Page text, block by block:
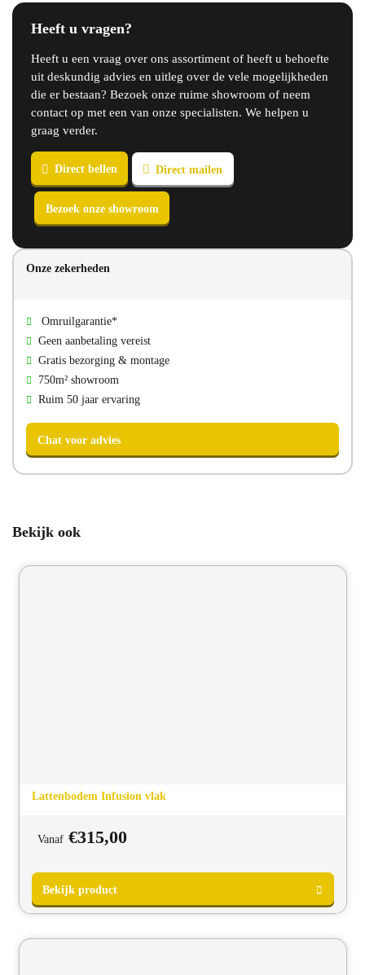
Heeft u vragen?
Heeft u een vraag over ons assortiment of heeft u behoefte
uit deskundig advies en uitleg over de vele mogelijkheden
die er bestaan? Bezoek onze ruime showroom of neem
contact op met een van onze specialisten. We helpen u
graag verder.
Direct bellen
Bezoek onze showroom
Onze zekerheden
Omruilgarantie*
Geen aanbetaling vereist
Gratis bezorging & montage
750m² showroom
Ruim 50 jaar ervaring
Bekijk ook
Lattenbodem Infusion vlak
Vanaf €315,00